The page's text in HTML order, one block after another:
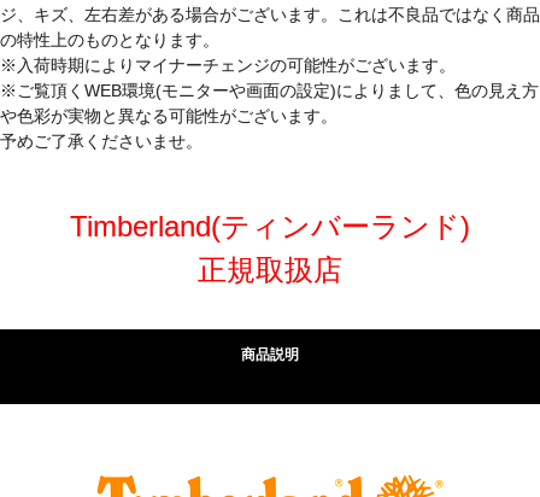
ジ、キズ、左右差がある場合がございます。これは不良品ではなく商品
の特性上のものとなります。
※入荷時期によりマイナーチェンジの可能性がございます。
※ご覧頂くWEB環境(モニターや画面の設定)によりまして、色の見え方
や色彩が実物と異なる可能性がございます。
予めご了承くださいませ。
Timberland(ティンバーランド)
正規取扱店
商品説明